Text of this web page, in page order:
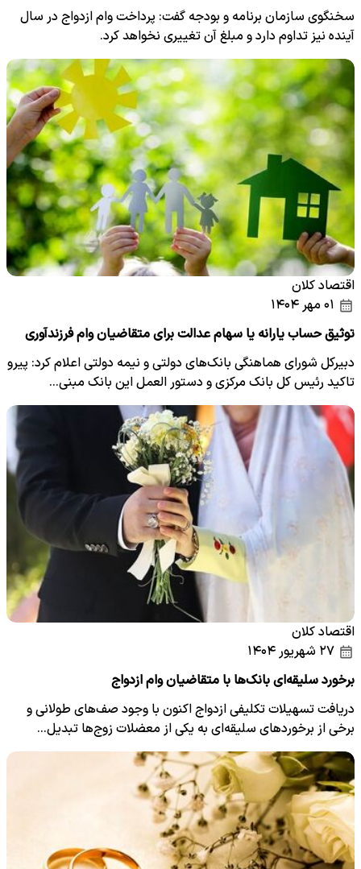
سخنگوی سازمان برنامه و بودجه گفت: پرداخت وام ازدواج در سال
آینده نیز تداوم دارد و مبلغ آن تغییری نخواهد کرد.
اقتصاد کلان
توثیق حساب یارانه یا سهام عدالت برای متقاضیان وام فرزندآوری
دبیرکل شورای هماهنگی بانک‌های دولتی و نیمه دولتی اعلام کرد: پیرو
تاکید رئیس کل بانک مرکزی و دستور العمل این بانک مبنی…
اقتصاد کلان
برخورد سلیقه‌ای بانک‌ها با متقاضیان وام ازدواج
دریافت تسهیلات تکلیفی ازدواج اکنون با وجود صف‌های طولانی و
برخی از برخورد‌های سلیقه‌ای به یکی از معضلات زوج‌ها تبدیل…